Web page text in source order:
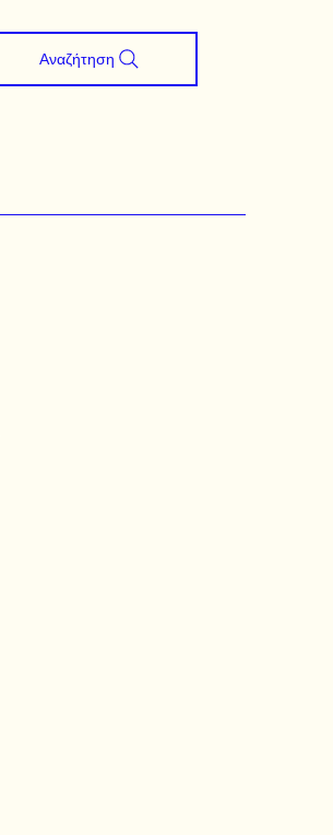
Αναζήτηση